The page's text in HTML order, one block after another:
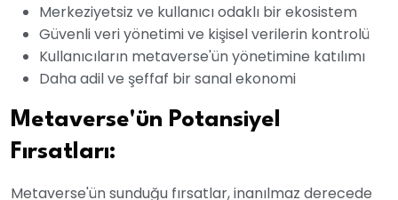
Merkeziyetsiz ve kullanıcı odaklı bir ekosistem
Güvenli veri yönetimi ve kişisel verilerin kontrolü
Kullanıcıların metaverse'ün yönetimine katılımı
Daha adil ve şeffaf bir sanal ekonomi
Metaverse'ün Potansiyel
Fırsatları:
Metaverse'ün sunduğu fırsatlar, inanılmaz derecede